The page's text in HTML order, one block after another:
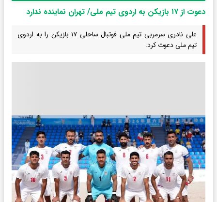
دعوت از ۱۷ بازیکن به اردوی تیم ملی/ تهران نماینده ندارد
علی نادری سرمربی تیم ملی فوتبال ساحلی ۱۷ بازیکن را به اردوی
تیم ملی دعوت کرد.